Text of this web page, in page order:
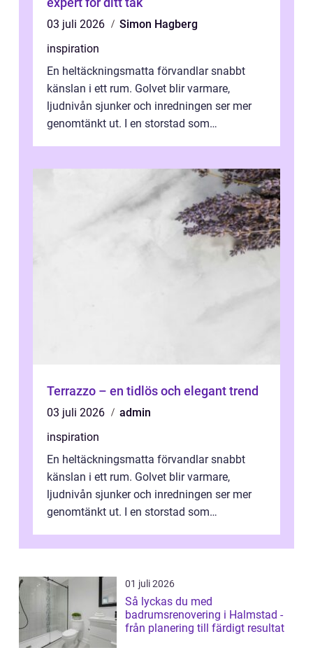
03 juli 2026
Simon Hagberg
inspiration
En heltäckningsmatta förvandlar snabbt
känslan i ett rum. Golvet blir varmare,
ljudnivån sjunker och inredningen ser mer
genomtänkt ut. I en storstad som
Terrazzo – en tidlös och elegant trend
03 juli 2026
admin
inspiration
En heltäckningsmatta förvandlar snabbt
känslan i ett rum. Golvet blir varmare,
ljudnivån sjunker och inredningen ser mer
genomtänkt ut. I en storstad som
granna...
01 juli 2026
Så lyckas du med
badrumsrenovering i Halmstad -
från planering till färdigt resultat